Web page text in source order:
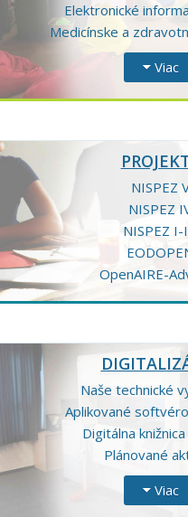
Elektronické
Medicínske a
Viac
NISPEZ
NISPEZ
NISPEZ I-
OpenAIRE-
Naše technické
Aplikované
Digitálna knižnica
Plánované
Viac